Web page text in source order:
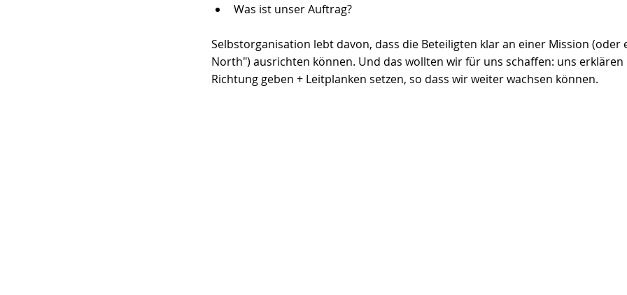
Was ist unser Auftrag?
Selbstorganisation lebt davon, dass die Beteiligten klar an einer Mission (oder
North") ausrichten können. Und das wollten wir für uns schaffen: uns erklären
Richtung geben + Leitplanken setzen, so dass wir weiter wachsen können.